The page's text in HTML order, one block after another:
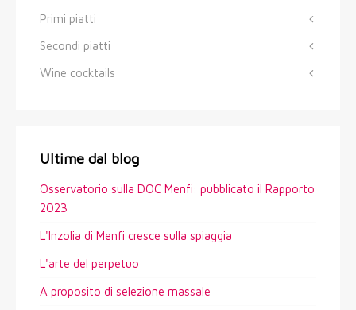
Primi piatti
Secondi piatti
Wine cocktails
Ultime dal blog
Osservatorio sulla DOC Menfi: pubblicato il Rapporto
2023
L'Inzolia di Menfi cresce sulla spiaggia
L'arte del perpetuo
A proposito di selezione massale